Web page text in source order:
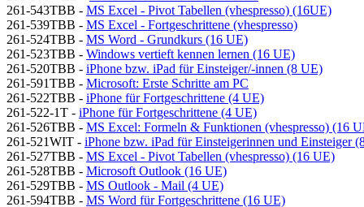
261-543TBB - MS Excel - Pivot Tabellen (vhespresso) (16UE)
261-539TBB - MS Excel - Fortgeschrittene (vhespresso)
261-524TBB - MS Word - Grundkurs (16 UE)
261-523TBB - Windows vertieft kennen lernen (16 UE)
261-520TBB - iPhone bzw. iPad für Einsteiger/-innen (8 UE)
261-591TBB - Microsoft: Erste Schritte am PC
261-522TBB - iPhone für Fortgeschrittene (4 UE)
261-522-1T - iPhone für Fortgeschrittene (4 UE)
261-526TBB - MS Excel: Formeln & Funktionen (vhespresso) (16
261-521WIT - iPhone bzw. iPad für Einsteigerinnen und Einsteiger
261-527TBB - MS Excel - Pivot Tabellen (vhespresso) (16 UE)
261-528TBB - Microsoft Outlook (16 UE)
261-529TBB - MS Outlook - Mail (4 UE)
261-594TBB - MS Word für Fortgeschrittene (16 UE)